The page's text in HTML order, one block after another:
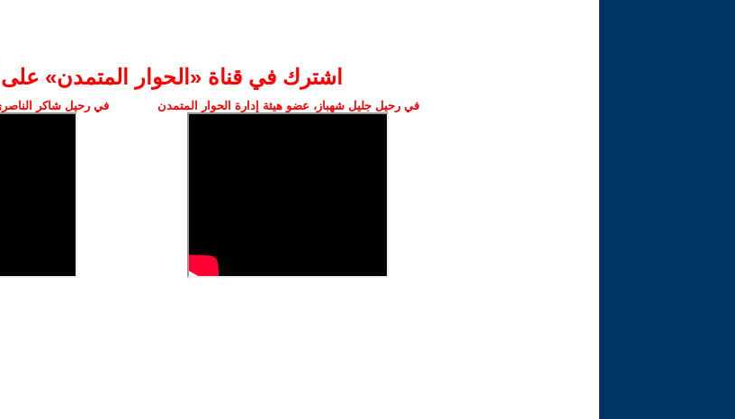
اشترك في قناة ‫«الحوار المتمدن» على
في رحيل جليل شهباز، عضو هيئة إدارة الحوار المتمدن في رحيل شاكر